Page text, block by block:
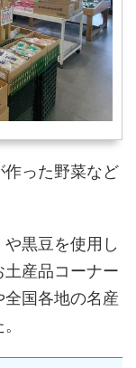
った野菜など
黒豆を使用し
産品コーナー
国各地の名産